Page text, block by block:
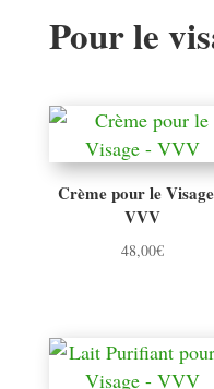
Pour le
Crème pour le
VVV
48,00€